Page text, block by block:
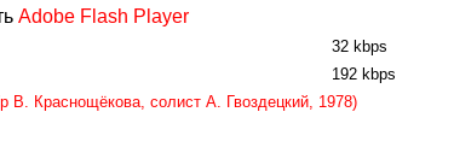
Adobe Flash Player
32 kbps
192 kbps
В. Краснощёкова, солист А. Гвоздецкий, 1978)